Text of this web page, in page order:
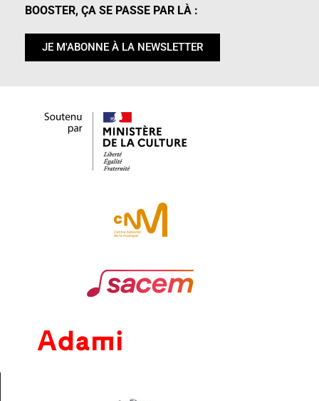
BOOSTER, ÇA SE PASSE PAR LÀ :
JE M'ABONNE À LA NEWSLETTER